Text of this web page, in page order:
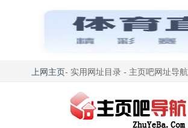
上网主页- 实用网址目录 - 主页吧网址导航